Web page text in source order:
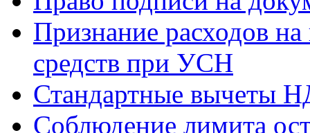
Признание расходов
средств при УСН
Стандартные вычеты
Соблюдение лимита